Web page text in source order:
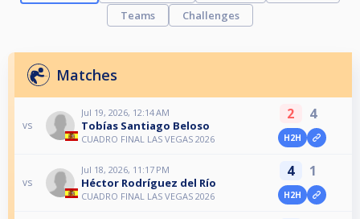
Teams
Challenges
Matches
vs
Jul 19, 2026, 12:14 AM
Tobías Santiago Beloso
CUADRO FINAL LAS VEGAS 2026
2 4
H2H
vs
Jul 18, 2026, 11:17 PM
Héctor Rodríguez del Río
CUADRO FINAL LAS VEGAS 2026
4 1
H2H